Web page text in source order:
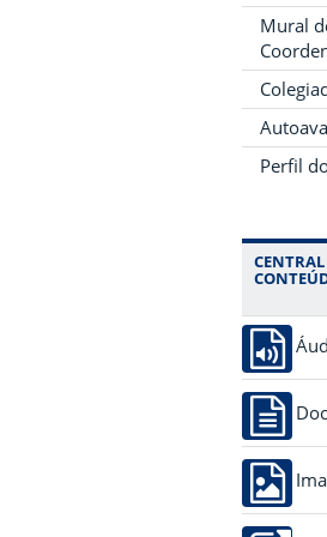
Mural
Perfil